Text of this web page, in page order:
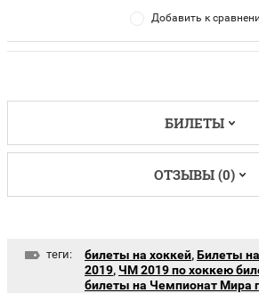
Добавить к
БИЛЕТЫ
ОТЗЫВЫ (0)
теги: билеты на хоккей,Билеты
2019, ЧМ 2019 по хоккею
билеты на Чемпионат Мира